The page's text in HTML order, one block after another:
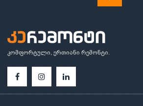
კომფორტული, ერთიანი რემონტი.